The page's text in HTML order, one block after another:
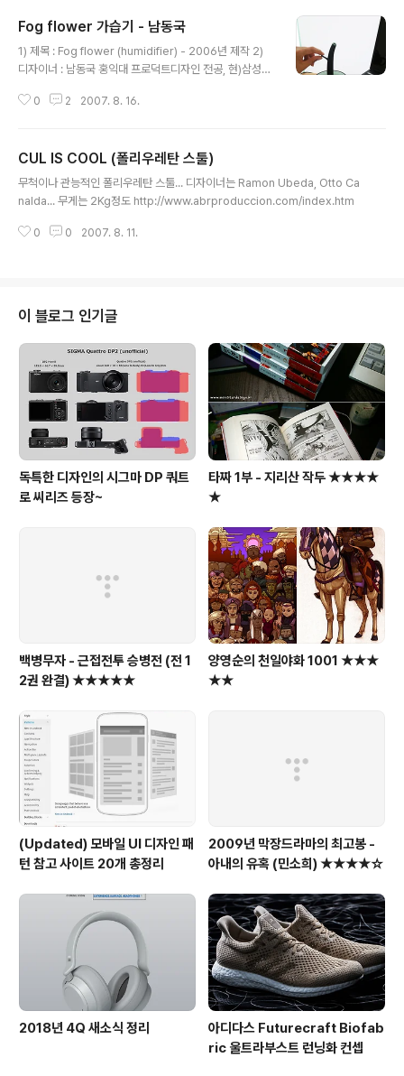
Fog flower 가습기 - 남동국
1) 제목 : Fog flower (humidifier) - 2006년 제작 2)
디자이너 : 남동국 홍익대 프로덕트디자인 전공, 현)삼성전
절에는 항상 창고나 잘 보이지 않는 곳에 가습기를 넣어둡
입니다. Fogflower는 기존 가습기에서 물통을 없애고, 물
통과 모듈을 하나의 구조로 설계가 되었습니다. 화분에 물
을 주듯 동일한 방법으로 물을 부으면 깔때기 구조를 통해
기가 위쪽으로 전환하게 되는 시스템구조 입니다. 수증기
0 2 2007. 8. 16.
CUL IS COOL (폴리우레탄 스툴)
무척이나 관능적인 폴리우레탄 스툴... 디자이너는 Ramon Ubeda, Otto Ca
nalda... 무게는 2Kg정도 http://www.abrproduccion.com/index.htm
0 0 2007. 8. 11.
이 블로그 인기글
독특한 디자인의 시그마 DP 쿼트
로 씨리즈 등장~
타짜 1부 - 지리산 작두 ★★★★
★
백병무자 - 근접전투 승병전 (전 1
2권 완결) ★★★★★
양영순의 천일야화 1001 ★★★
★★
(Updated) 모바일 UI 디자인 패
턴 참고 사이트 20개 총정리
2009년 막장드라마의 최고봉 -
아내의 유혹 (민소희) ★★★★☆
2018년 4Q 새소식 정리
아디다스 Futurecraft Biofab
ric 울트라부스트 런닝화 컨셉